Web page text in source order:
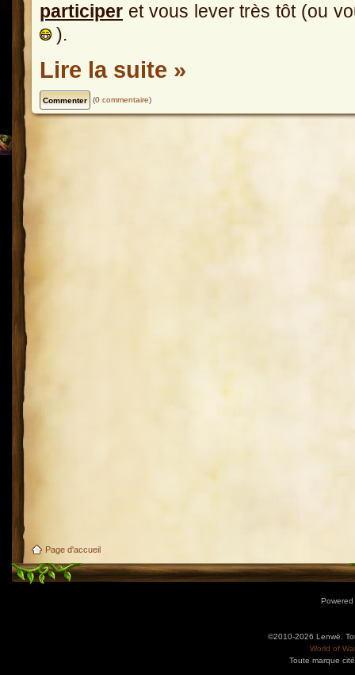
participer et vous lever très tôt (ou
).
Lire la suite »
(0 commentaire)
Page d'accueil
©2010-2026 Lenwë.
World of
Toute marque